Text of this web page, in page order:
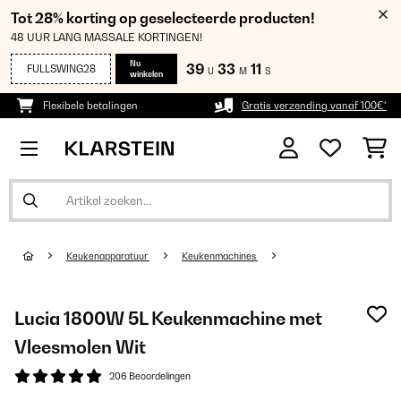
Tot 28% korting op geselecteerde producten!
48 UUR LANG MASSALE KORTINGEN!
FULLSWING28
Nu
winkelen
39 U 33 M 11 S
Flexibele betalingen Gratis verzending vanaf 100€*
Keukenapparatuur Keukenmachines
Lucia 1800W 5L Keukenmachine met
Vleesmolen Wit
206 Beoordelingen